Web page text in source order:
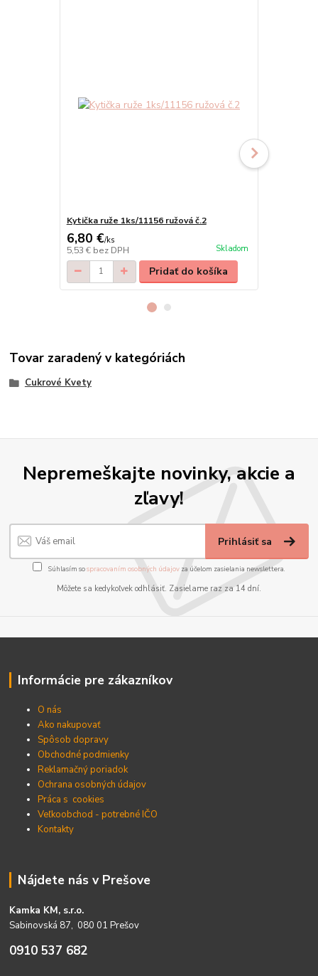
Kytička ruže 1ks/11156 ružová č.2
6,80 €/ks
5,53 € bez DPH Skladom
Pridať do košíka
Tovar zaradený v kategóriách
Cukrové Kvety
Nepremeškajte novinky, akcie a
zľavy!
Prihlásiť sa
Súhlasím sospracovaním osobných údajov za účelom zasielania newslettera.
Môžete sa kedykoľvek odhlásiť. Zasielame raz za 14 dní.
Informácie pre zákazníkov
O nás
Ako nakupovať
Spôsob dopravy
Obchodné podmienky
Reklamačný poriadok
Ochrana osobných údajov
Práca s cookies
Veľkoobchod - potrebné IČO
Kontakty
Nájdete nás v Prešove
Kamka KM, s.r.o.
Sabinovská 87, 080 01 Prešov
0910 537 682